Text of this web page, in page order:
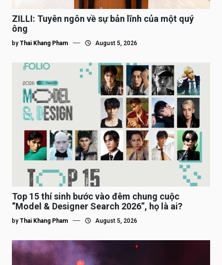
ZILLI: Tuyên ngôn về sự bản lĩnh của một quý
ông
by Thai Khang Pham August 5, 2026
Top 15 thí sinh bước vào đêm chung cuộc
“Model & Designer Search 2026”, họ là ai?
by Thai Khang Pham August 5, 2026